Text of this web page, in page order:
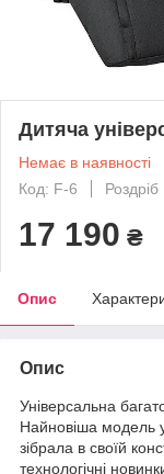
Дитяча
Немає в наявності
Код: F-6
Роздріб
17 190 ₴
Опис
Опис
Універсальна
Найновіша модель
зібрала в своїй
технологічні